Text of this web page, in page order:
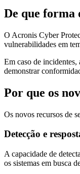
De que forma
O Acronis Cyber
vulnerabilidades em
Em caso de incidentes,
demonstrar
Por que os
Os novos recursos de
Detecção e
A capacidade de
os sistemas em busca